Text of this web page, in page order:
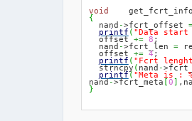
void
{
nand ->fcrt_offset
printf ( "Data start
offset += 8 ;
nand ->fcrt_len =
offset += 4;
printf ( "Fcrt lenght
strncpy ( nand -
printf( "Meta is :
nand->fcrt_meta [0]
}